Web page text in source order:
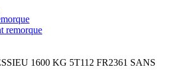
remorque
1600 KG 5T112 FR2361 SANS